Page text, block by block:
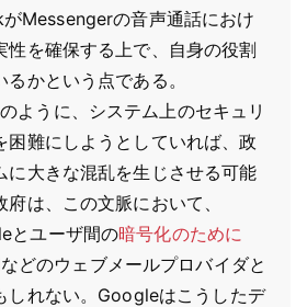
Messengerの音声通話におけ
性を確保する上で、自身の役割
かという点である。
ように、システム上のセキュリ
困難にしようとしていれば、政
に大きな混乱を生じさせる可能
は、この文脈において、
とユーザ間の暗号化のために
などのウェブメールプロバイダと
しれない。Googleはこうしたデ